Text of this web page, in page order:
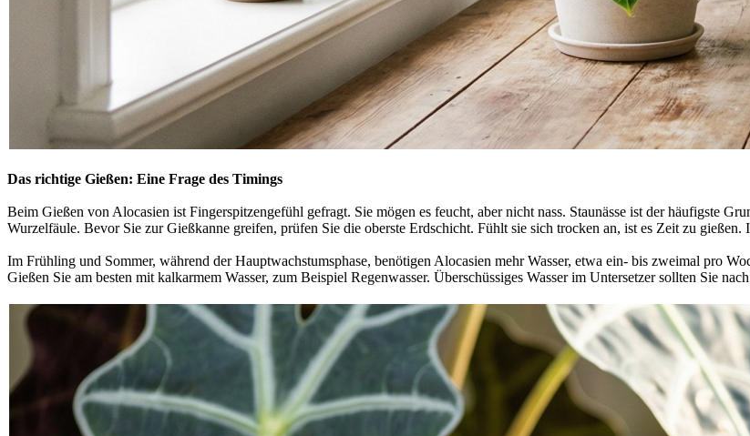
Das richtige Gießen: Eine Frage des Timings
Beim Gießen von Alocasien ist Fingerspitzengefühl gefragt. Sie mögen es feucht, aber nicht nass. Staunässe ist der häufigste
Wurzelfäule. Bevor Sie zur Gießkanne greifen, prüfen Sie die oberste Erdschicht. Fühlt sie sich trocken an, ist es Zeit zu gießen.
Im Frühling und Sommer, während der Hauptwachstumsphase, benötigen Alocasien mehr Wasser, etwa ein- bis zweimal pro
Gießen Sie am besten mit kalkarmem Wasser, zum Beispiel Regenwasser. Überschüssiges Wasser im Untersetzer sollten Sie